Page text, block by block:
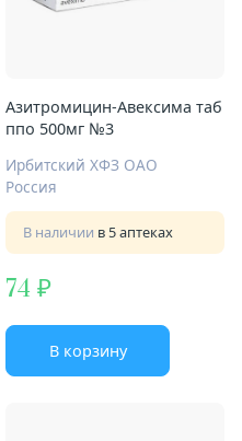
Азитромицин-Авексима таб
ппо 500мг №3
Ирбитский ХФЗ ОАО
Россия
В наличии в 5 аптеках
74
В корзину